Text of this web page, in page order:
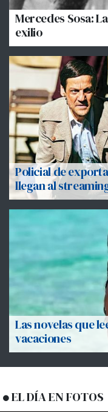
Policial de
llegan al
Mercedes Sosa:
exilio
Las novelas que
vacaciones
EL DÍA EN FOTOS